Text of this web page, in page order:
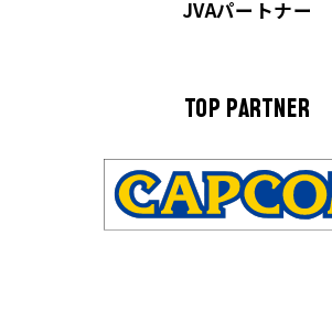
JVAパートナー
TOP PARTNER